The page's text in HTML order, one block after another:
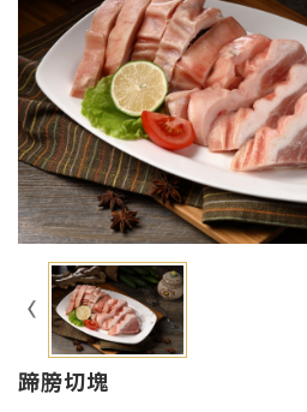
蹄膀切塊